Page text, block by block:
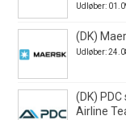
Udløber:
(DK)
Udløber:
(DK)
Airline